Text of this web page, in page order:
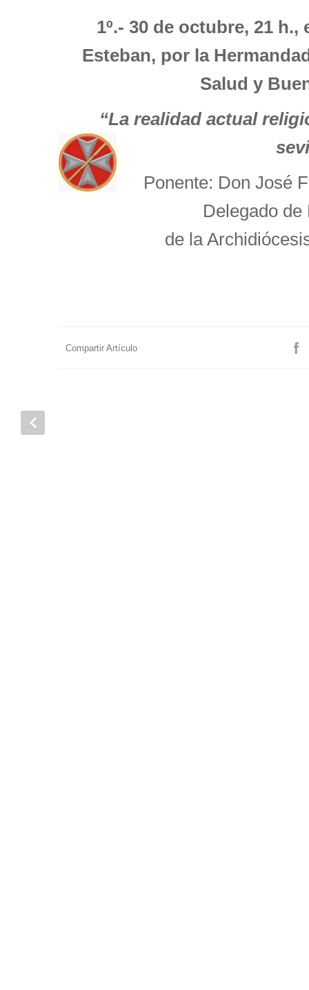
1º.- 30 de octubre, 21 h.,
Esteban, por la
Salud y
“La realidad actual
Ponente: Don José
Delegado de
de la
Compartir Artículo